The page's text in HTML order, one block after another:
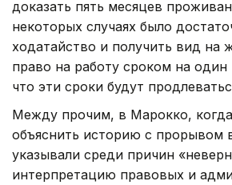
доказать пять месяцев
некоторых случаях было
ходатайство и получить вид на
право на работу сроком на
что эти сроки будут
Между прочим, в Марокко,
объяснить историю с прорывом
указывали среди причин
интерпретацию правовых и